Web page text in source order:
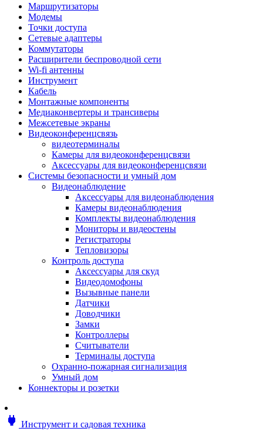
Степлеры строительные
Пистолеты клеевые
Наборы бит и сверел
Инструмент многофункциональный
Круги, диски, фрезы
Аксессуары для электро и
пневмоинструмента
Аккумуляторы для инструмента
Зарядные устройства для аккумуляторов
Миксеры строительные
Молотки отбойные
Паяльное оборудование
Садовая техника
Минимойки
Аксессуары для минимоек
Газонокосилки и триммеры
Газонокосилки
Культиваторы и мотоблоки
Аэраторы и скарификаторы
Мотоблоки
Генераторы
Снегоуборщики
Воздуходувки
Цепные и бензопилы
Оснастка к садовой технике
Садовые насосы
Поливочное оборудование
Садовые измельчители
Гидроаккумуляторы
Аксессуары для садовых инструментов
Маршрутизаторы
Модемы
Точки доступа
Сетевые адаптеры
Коммутаторы
Расширители беспроводной сети
Wi-fi антенны
Инструмент
Кабель
Монтажные компоненты
Медиаконвертеры и трансиверы
Межсетевые экраны
Видеоконференцсвязь
видеотерминалы
Камеры для видеоконференцсвязи
Аксессуары для видеоконференцсвязи
Системы безопасности и умный дом
Видеонаблюдение
Аксессуары для видеонаблюдения
Камеры видеонаблюдения
Комплекты видеонаблюдения
Мониторы и видеостены
Регистраторы
Тепловизоры
Контроль доступа
Аксессуары для скуд
Видеодомофоны
Вызывные панели
Датчики
Доводчики
Замки
Контроллеры
Считыватели
Терминалы доступа
Охранно-пожарная сигнализация
Умный дом
Коннекторы и розетки
power Инструмент и садовая техника